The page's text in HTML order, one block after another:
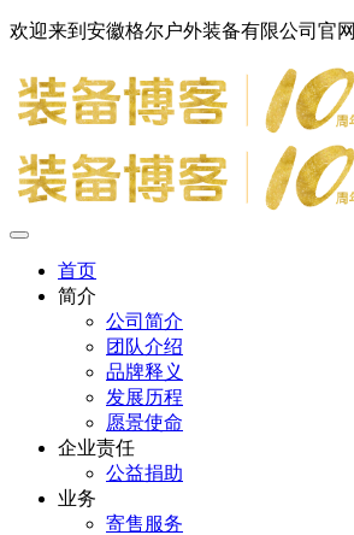
欢迎来到安徽格尔户外装备有限公司官网
首页
简介
公司简介
团队介绍
品牌释义
发展历程
愿景使命
企业责任
公益捐助
业务
寄售服务